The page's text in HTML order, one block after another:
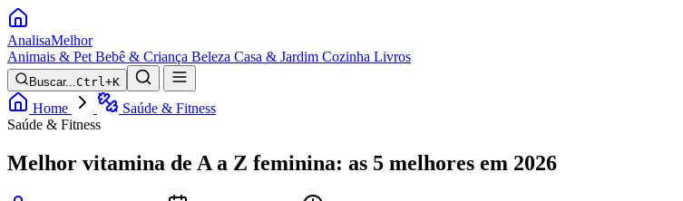
AnalisaMelhor
Animais & Pet Bebê & Criança Beleza Casa & Jardim Cozinha Livros
Buscar...Ctrl+K
Home
Saúde & Fitness
Saúde & Fitness
Melhor vitamina de A a Z feminina: as 5 melhores em 2026